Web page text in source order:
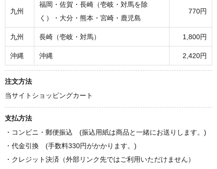
九州
福岡・佐賀・長崎（壱岐・対馬を除
く）・大分・熊本・宮崎・鹿児島
770円
九州 長崎（壱岐・対馬） 1,800円
沖縄 沖縄 2,420円
注文方法
当サイトショッピングカート
支払方法
・コンビニ・郵便振込 (振込用紙は商品と一緒にお送りします。)
・代金引換 (手数料330円がかかります。)
・クレジット決済（外部リンク先ではご利用いただけません）